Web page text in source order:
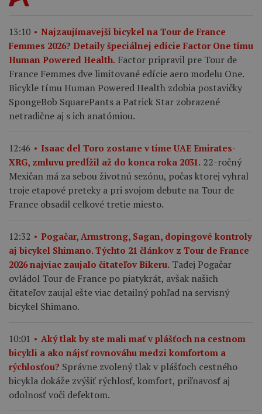
13:10
Najzaujímavejší bicykel na Tour de France
Femmes 2026? Detaily špeciálnej edície Factor One tímu
Human Powered Health. Factor pripravil pre Tour de
France Femmes dve limitované edície aero modelu One.
Bicykle tímu Human Powered Health zdobia postavičky
SpongeBob SquarePants a Patrick Star zobrazené
netradične aj s ich anatómiou.
12:46
Isaac del Toro zostane v tíme UAE Emirates-
XRG, zmluvu predĺžil až do konca roka 2031. 22-ročný
Mexičan má za sebou životnú sezónu, počas ktorej vyhral
troje etapové preteky a pri svojom debute na Tour de
France obsadil celkové tretie miesto.
12:32
Pogačar, Armstrong, Sagan, dopingové kontroly
aj bicykel Shimano. Týchto 21 článkov z Tour de France
2026 najviac zaujalo čitateľov Bikeru. Tadej Pogačar
ovládol Tour de France po piatykrát, avšak našich
čitateľov zaujal ešte viac detailný pohľad na servisný
bicykel Shimano.
10:01
Aký tlak by ste mali mať v plášťoch na cestnom
bicykli a ako nájsť rovnováhu medzi komfortom a
rýchlosťou? Správne zvolený tlak v plášťoch cestného
bicykla dokáže zvýšiť rýchlosť, komfort, priľnavosť aj
odolnosť voči defektom.